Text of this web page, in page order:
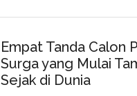
Empat Tanda Calon
Surga yang Mulai
Sejak di Dunia